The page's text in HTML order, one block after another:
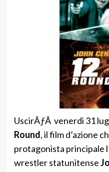
UscirÃƒÂ venerdi 31
Round, il film d’azione
protagonista principale
wrestler statunitense